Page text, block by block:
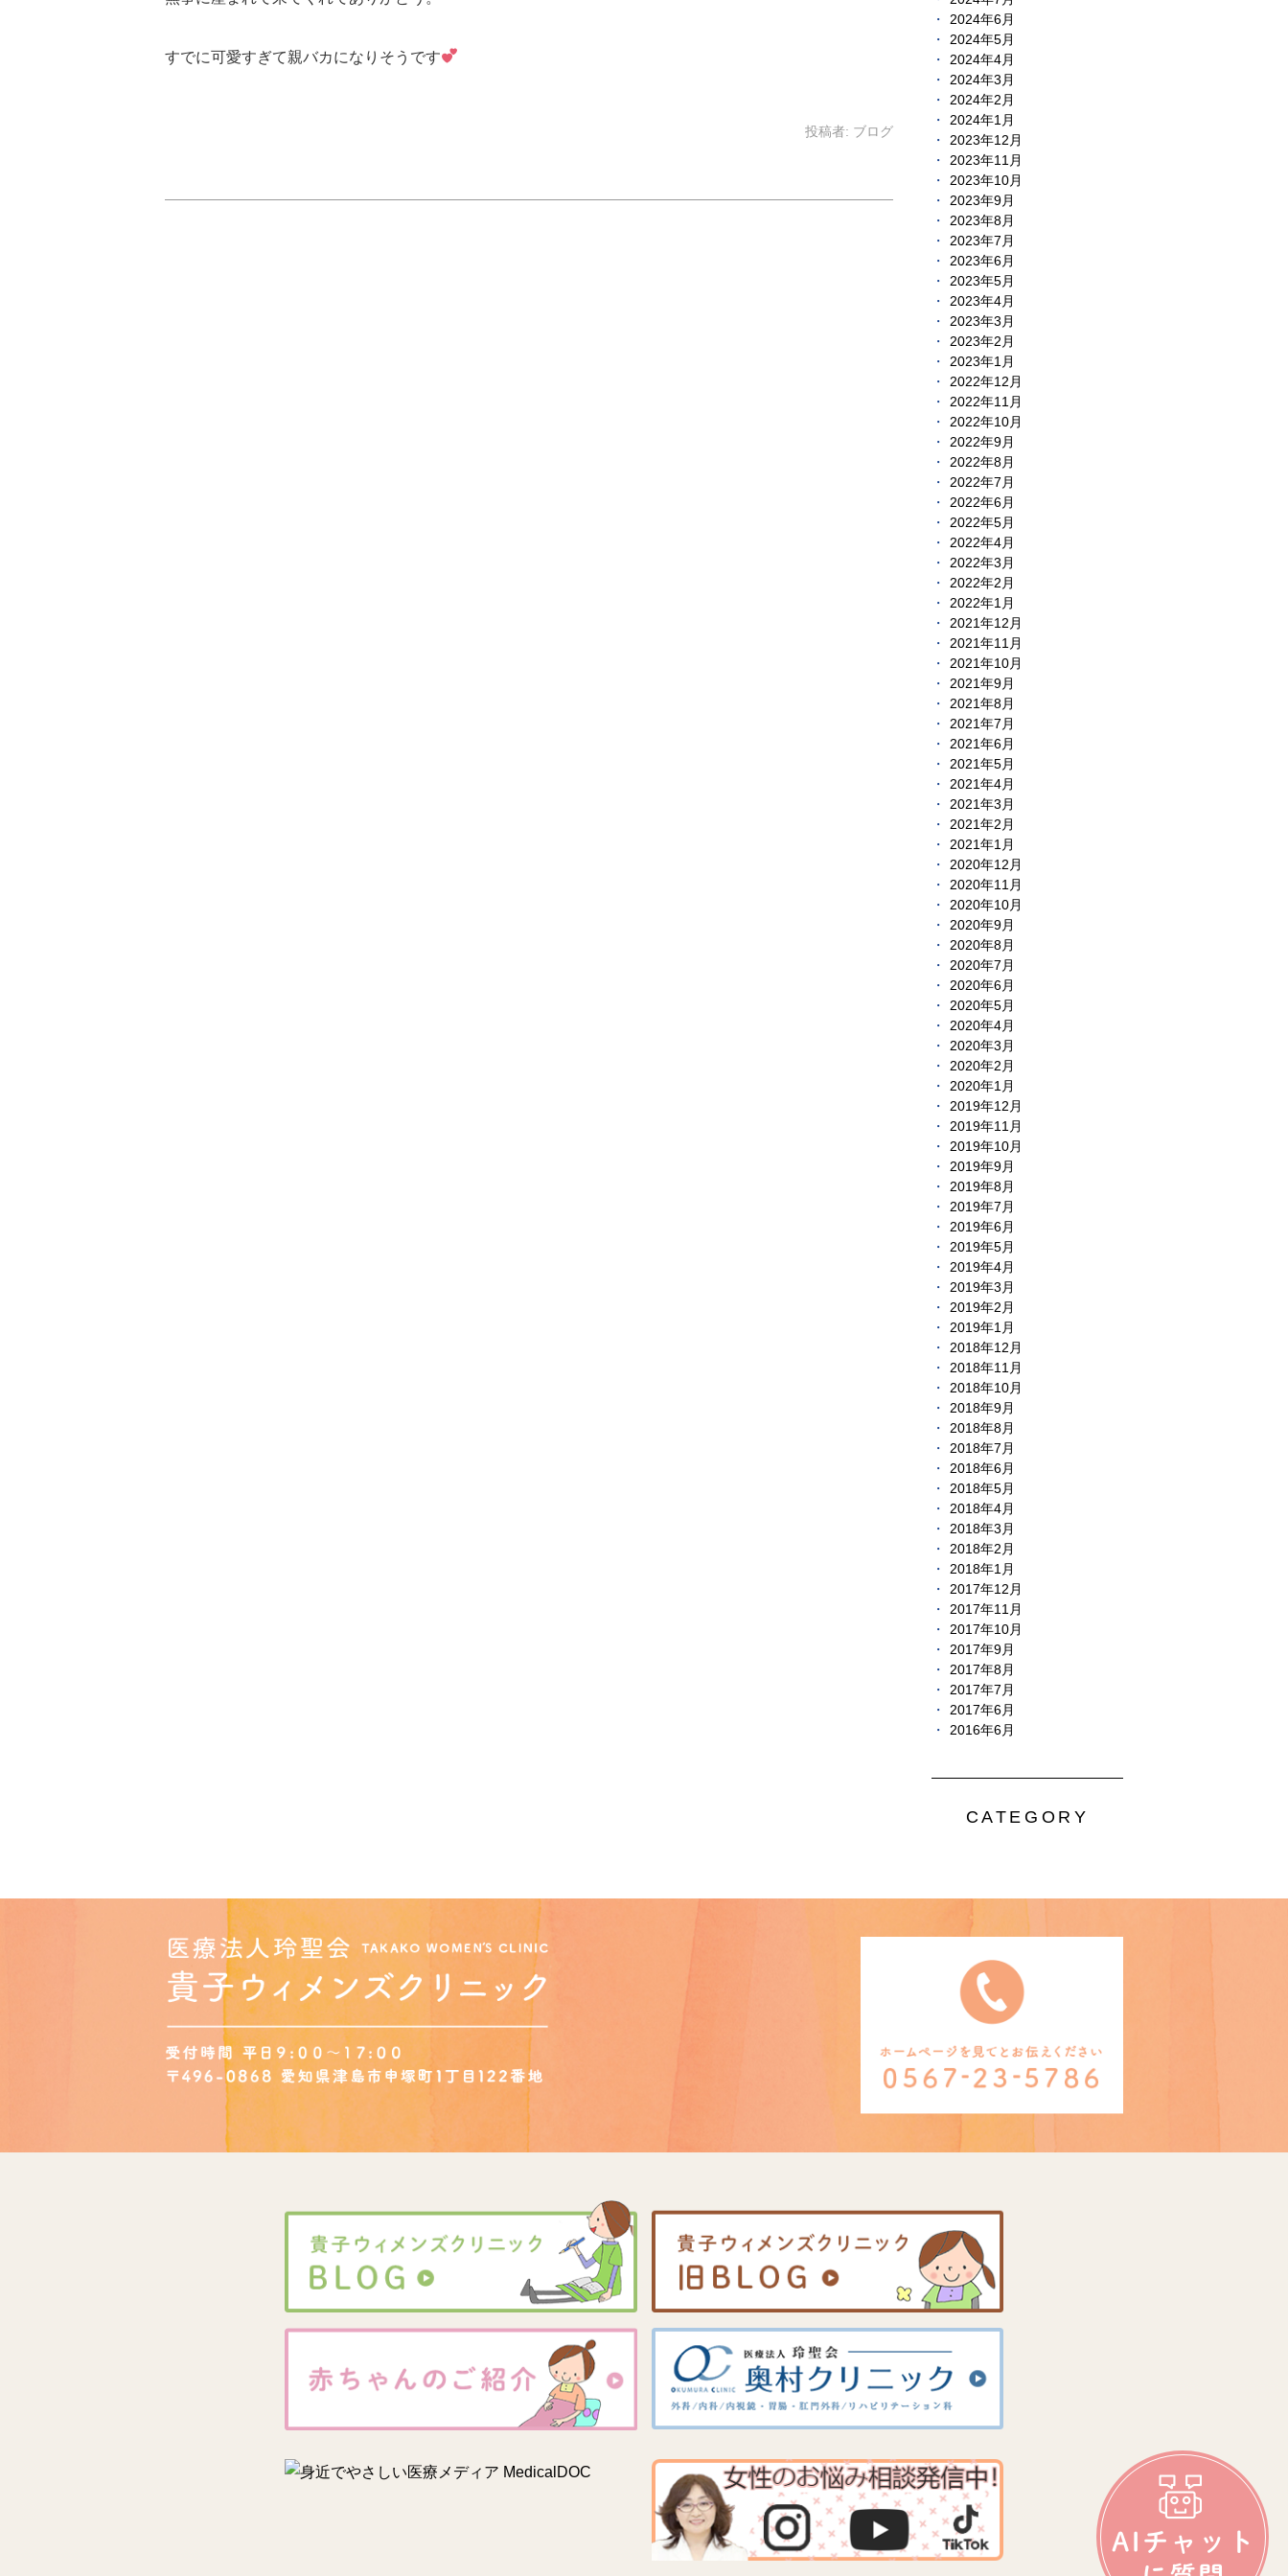
すでに可愛すぎて親バカになりそうです
投稿者: ブログ
2024年6月
2024年5月
2024年4月
2024年3月
2024年2月
2024年1月
2023年12月
2023年11月
2023年10月
2023年9月
2023年8月
2023年7月
2023年6月
2023年5月
2023年4月
2023年3月
2023年2月
2023年1月
2022年12月
2022年11月
2022年10月
2022年9月
2022年8月
2022年7月
2022年6月
2022年5月
2022年4月
2022年3月
2022年2月
2022年1月
2021年12月
2021年11月
2021年10月
2021年9月
2021年8月
2021年7月
2021年6月
2021年5月
2021年4月
2021年3月
2021年2月
2021年1月
2020年12月
2020年11月
2020年10月
2020年9月
2020年8月
2020年7月
2020年6月
2020年5月
2020年4月
2020年3月
2020年2月
2020年1月
2019年12月
2019年11月
2019年10月
2019年9月
2019年8月
2019年7月
2019年6月
2019年5月
2019年4月
2019年3月
2019年2月
2019年1月
2018年12月
2018年11月
2018年10月
2018年9月
2018年8月
2018年7月
2018年6月
2018年5月
2018年4月
2018年3月
2018年2月
2018年1月
2017年12月
2017年11月
2017年10月
2017年9月
2017年8月
2017年7月
2017年6月
2016年6月
CATEGORY